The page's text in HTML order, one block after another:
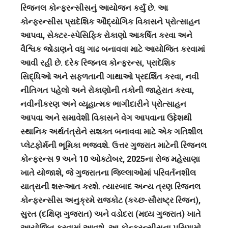
રિજનલ કોન્ફરન્સીસનું આયોજન કર્યું છે. આ
કોન્ફરન્સીસ પ્રાદેશિક ઔદ્યોગિક વિકાસને પ્રોત્સાહન
આપવા, સેક્ટર-સ્પેસિફિક રોકાણો આકર્ષિત કરવા અને
વૈશ્વિક જોડાણને વધુ ગાઢ બનાવવા માટે આયોજિત કરવામાં
આવી રહી છે. દરેક રિજનલ કોન્ફરન્સ, પ્રાદેશિક
સિદ્ધિઓ અને સફળતાની ગાથાઓ પ્રદર્શિત કરવા, નવી
નીતિગત પહેલો અને રોકાણોની તકોની જાહેરાત કરવા,
નવીનીકરણ અને વ્યૂહાત્મક ભાગીદારીને પ્રોત્સાહન
આપવા અને સમાવેશી વિકાસને વેગ આપવાના ઉદ્દેશથી
સ્થાનિક અર્થતંત્રોને સશક્ત બનાવવા માટે એક ગતિશીલ
પ્લેટફોર્મની ભૂમિકા ભજવશે. ઉત્તર ગુજરાત માટેની રિજનલ
કોન્ફરન્સ 9 અને 10 ઓક્ટોબર, 2025ના રોજ મહેસાણા
ખાતે યોજાશે, જે ગુજરાતના જિલ્લાઓમાં પરિવર્તનશીલ
યાત્રાની શરૂઆત કરશે. ત્યારબાદ અન્ય ત્રણ રિજનલ
કોન્ફરન્સીસ અનુક્રમે રાજકોટ (કચ્છ-સૌરાષ્ટ્ર રિજન),
સુરત (દક્ષિણ ગુજરાત) અને વડોદરા (મધ્ય ગુજરાત) ખાતે